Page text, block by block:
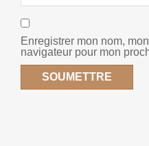
Enregistrer mon nom,
navigateur pour mon